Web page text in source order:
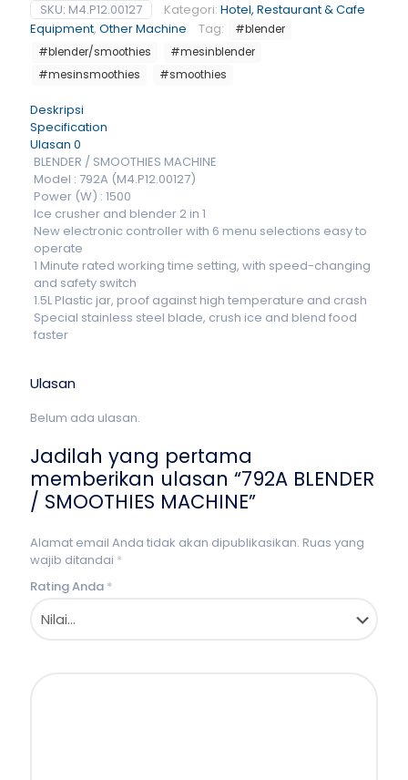
SKU: M4.P12.00127 Kategori: Hotel, Restaurant & Cafe
Equipment, Other Machine Tag:
#blender
#blender/smoothies
#mesinblender
#mesinsmoothies
#smoothies
Deskripsi
Specification
Ulasan 0
BLENDER / SMOOTHIES MACHINE
Model : 792A (M4.P12.00127)
Power (W) : 1500
Ice crusher and blender 2 in 1
New electronic controller with 6 menu selections easy to
operate
1 Minute rated working time setting, with speed-changing
and safety switch
1.5L Plastic jar, proof against high temperature and crash
Special stainless steel blade, crush ice and blend food
faster
Ulasan
Belum ada ulasan.
Jadilah yang pertama
memberikan ulasan “792A BLENDER
/ SMOOTHIES MACHINE”
Alamat email Anda tidak akan dipublikasikan. Ruas yang
wajib ditandai *
Rating Anda *